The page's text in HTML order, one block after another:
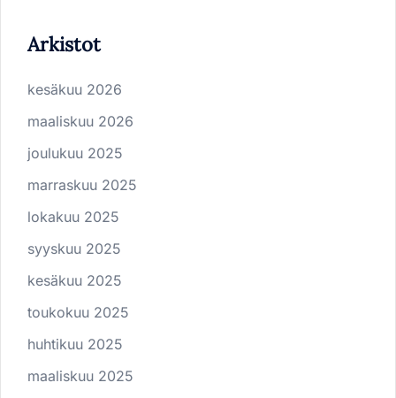
Arkistot
kesäkuu 2026
maaliskuu 2026
joulukuu 2025
marraskuu 2025
lokakuu 2025
syyskuu 2025
kesäkuu 2025
toukokuu 2025
huhtikuu 2025
maaliskuu 2025